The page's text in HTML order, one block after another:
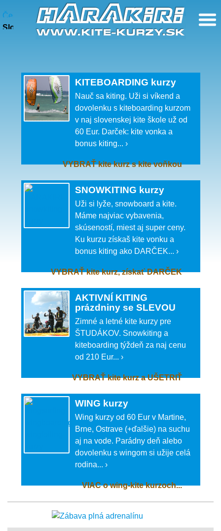
Česky
Slovensky
KITEBOARDING kurzy
Nauč sa kiting. Uži si víkend a
dovolenku s kiteboarding kurzom
v naj slovenskej kite škole už od
60 Eur. Darček: kite vonka a
bonus kiting... ›
VYBRAŤ kite kurz s kite voňkou
SNOWKITING kurzy
Uži si lyže, snowboard a kite.
Máme najviac vybavenia,
skúseností, miest aj super ceny.
Ku kurzu získaš kite vonku a
bonus kiting ako DARČEK... ›
VYBRAŤ kite kurz, získať DARČEK
AKTIVNÍ KITING
prázdniny se SLEVOU
Zimné a letné kite kurzy pre
ŠTUDÁKOV. Snowkiting a
kiteboarding týždeň za naj cenu
od 210 Eur... ›
VYBRAŤ kite kurz a UŠETRIŤ
WING kurzy
Wing kurzy od 60 Eur v Martine,
Brne, Ostrave (+ďalšie) na suchu
aj na vode. Parádny deň alebo
dovolenku s wingom si užije celá
rodina... ›
VIAC o wing-kite kurzoch...